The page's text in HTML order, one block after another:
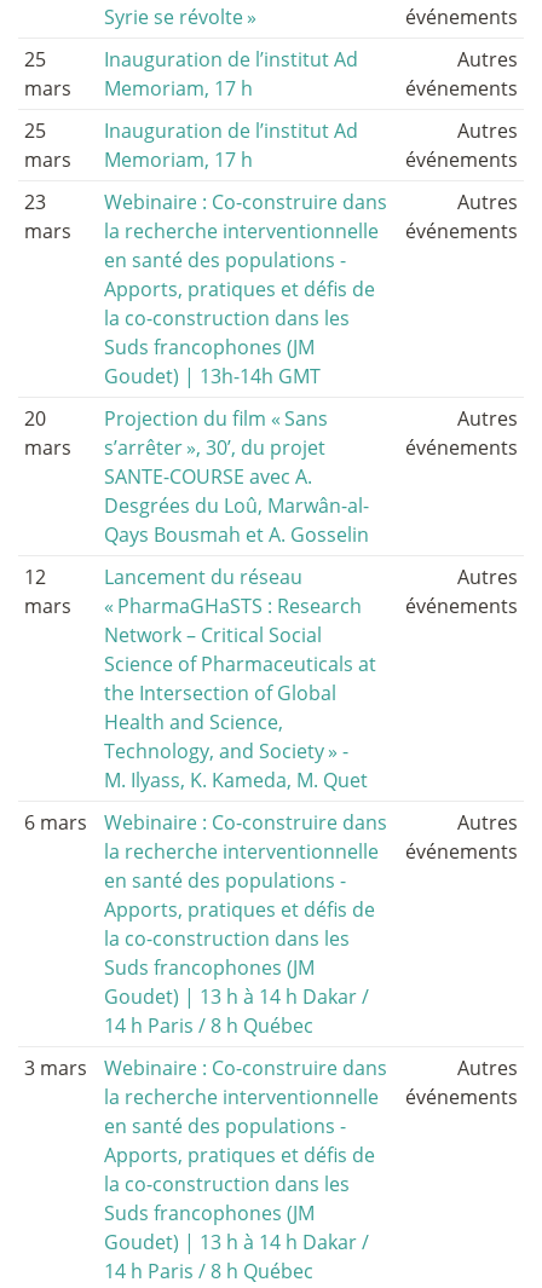
Syrie se révolte»
événements
25
mars
Inauguration de l’institut Ad
Memoriam, 17 h
Autres
événements
25
mars
Inauguration de l’institut Ad
Memoriam, 17 h
Autres
événements
23
mars
Webinaire : Co-construire dans
la recherche interventionnelle
en santé des populations -
Apports, pratiques et défis de
la co-construction dans les
Suds francophones (JM
Goudet) | 13h-14h GMT
Autres
événements
20
mars
Projection du film «Sans
s’arrêter», 30’, du projet
SANTE-COURSE avec A.
Desgrées du Loû, Marwân-al-
Qays Bousmah et A. Gosselin
Autres
événements
12
mars
Lancement du réseau
« PharmaGHaSTS : Research
Network – Critical Social
Science of Pharmaceuticals at
the Intersection of Global
Health and Science,
Technology, and Society» -
M. Ilyass, K. Kameda, M. Quet
Autres
événements
6 mars
Webinaire : Co-construire dans
la recherche interventionnelle
en santé des populations -
Apports, pratiques et défis de
la co-construction dans les
Suds francophones (JM
Goudet) | 13 h à 14 h Dakar /
14 h Paris / 8 h Québec
Autres
événements
3 mars
Webinaire : Co-construire dans
la recherche interventionnelle
en santé des populations -
Apports, pratiques et défis de
la co-construction dans les
Suds francophones (JM
Goudet) | 13 h à 14 h Dakar /
14 h Paris / 8 h Québec
Autres
événements